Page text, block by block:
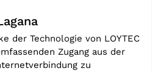
der Technologie von LOYTEC
Zugang aus der
zu